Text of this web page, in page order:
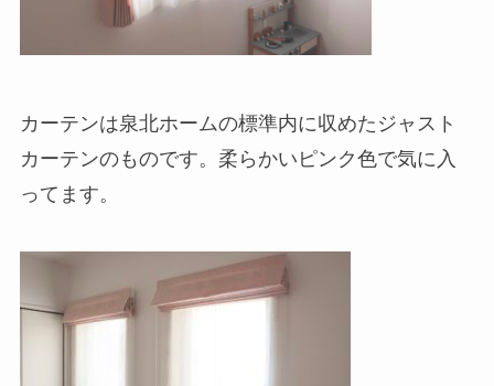
カーテンは泉北ホームの標準内に収めたジャスト
カーテンのものです。柔らかいピンク色で気に入
ってます。